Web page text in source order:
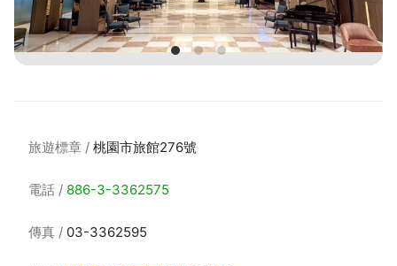
旅遊標章 桃園市旅館276號
電話 886-3-3362575
傳真 03-3362595